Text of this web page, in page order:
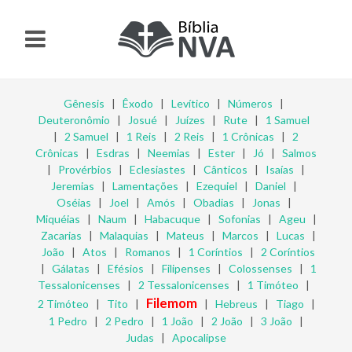
Gênesis | Êxodo | Levítico | Números |
Deuteronômio | Josué| Juízes | Rute| 1 Samuel
| 2 Samuel | 1 Reis | 2 Reis | 1 Crônicas | 2
Crônicas | Esdras | Neemias | Ester | Jó | Salmos
| Provérbios | Eclesiastes | Cânticos | Isaías |
Jeremias | Lamentações | Ezequiel | Daniel |
Oséias | Joel | Amós | Obadias | Jonas |
Miquéias | Naum | Habacuque| Sofonias | Ageu |
Zacarias | Malaquias | Mateus | Marcos | Lucas |
João | Atos | Romanos | 1 Coríntios | 2 Coríntios
| Gálatas | Efésios | Filipenses | Colossenses | 1
Tessalonicenses | 2 Tessalonicenses | 1 Timóteo |
2 Timóteo | Tito | Filemom| Hebreus | Tiago |
1 Pedro | 2 Pedro | 1 João | 2 João | 3 João |
Judas | Apocalipse